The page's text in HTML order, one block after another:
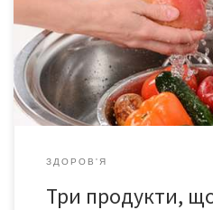
суттєво нашкодити здоров’ю,
рекомендується! Ніколи не
що перед приготуванням м’ясо
[…]
ЗДОРОВ'Я
Три продукти,